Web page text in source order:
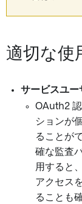
適切な使
サービスユー
OAuth2
ションが
ることが
確な監査
用すると
アクセス
ることも